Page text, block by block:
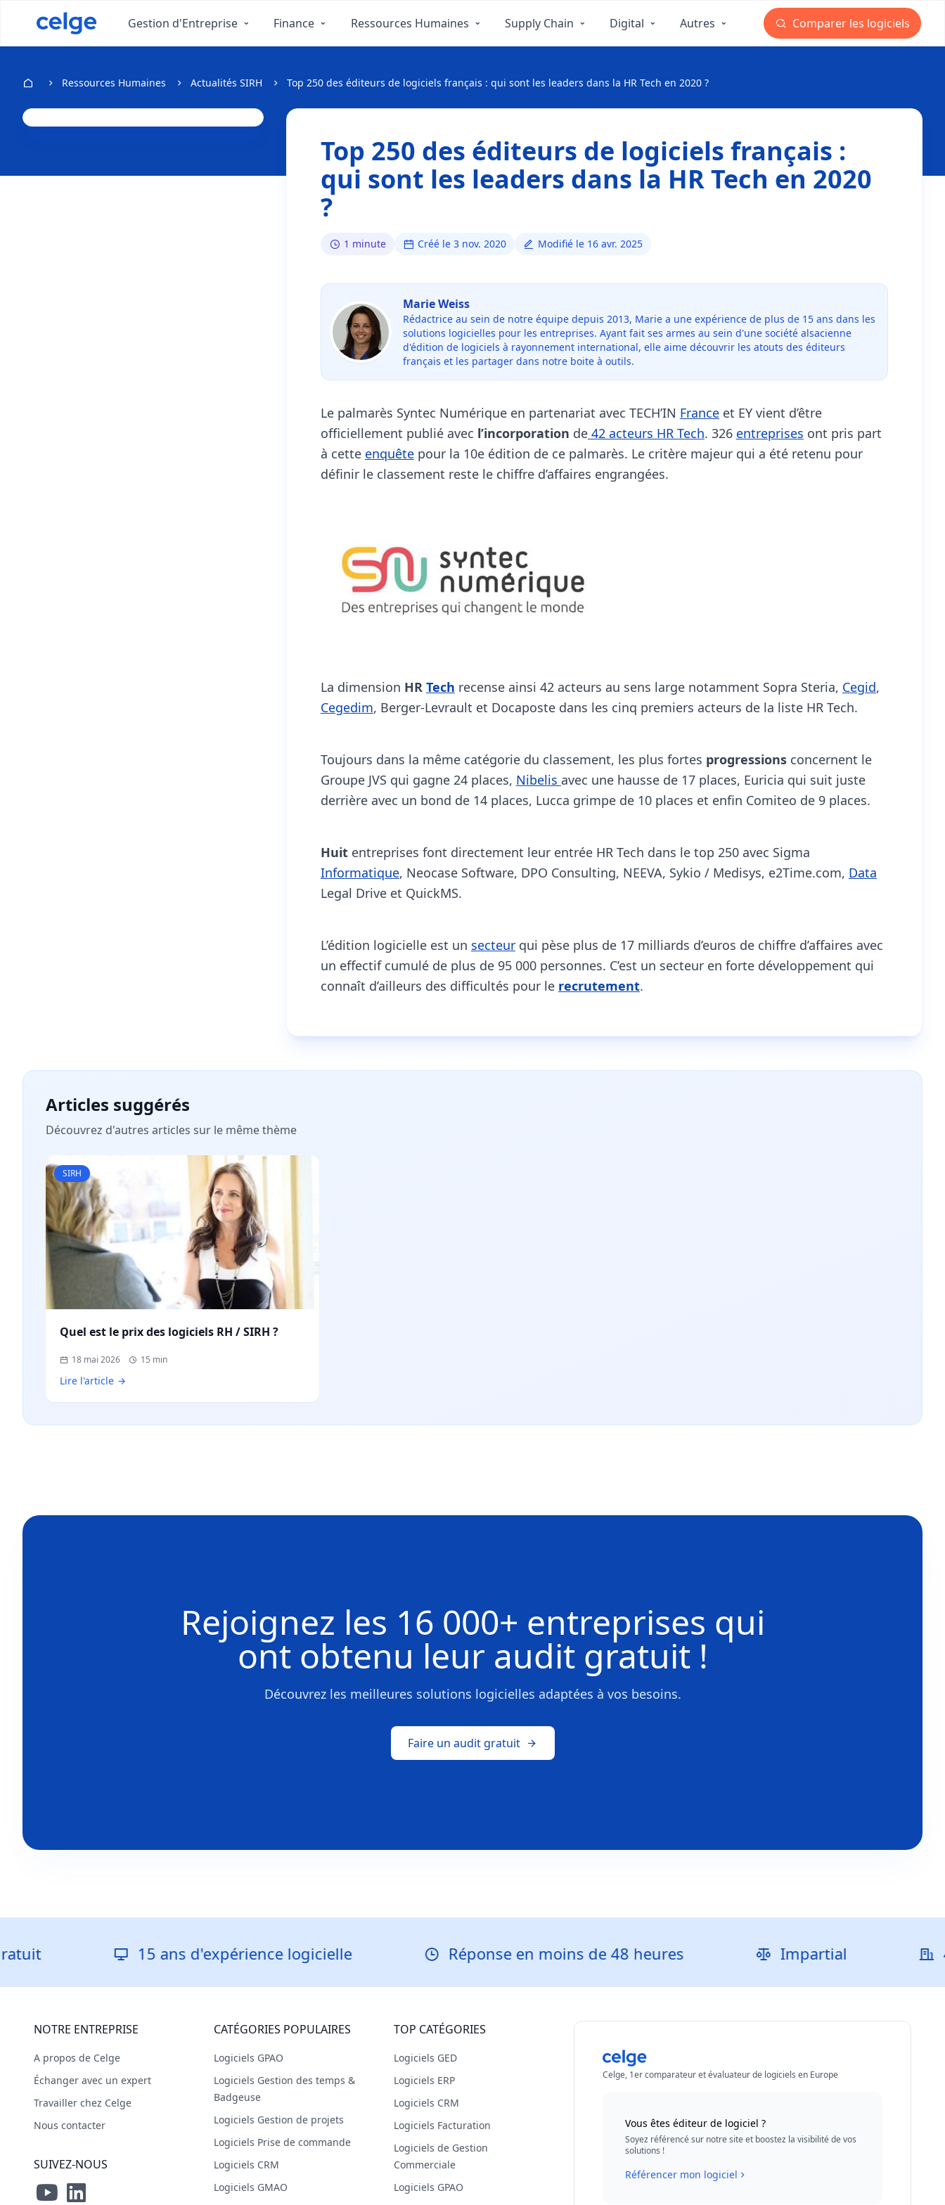
Gestion d'Entreprise Finance Ressources Humaines Supply Chain Digital Autres Comparer les logiciels
Ressources Humaines Actualités SIRH Top 250 des éditeurs de logiciels français : qui sont les leaders dans la HR Tech en 2020 ?
Top 250 des éditeurs de logiciels français :
qui sont les leaders dans la HR Tech en 2020
?
1 minute Créé le 3 nov. 2020 Modifié le 16 avr. 2025
Marie Weiss
Rédactrice au sein de notre équipe depuis 2013, Marie a une expérience de plus de 15 ans dans les
solutions logicielles pour les entreprises. Ayant fait ses armes au sein d'une société alsacienne
d'édition de logiciels à rayonnement international, elle aime découvrir les atouts des éditeurs
français et les partager dans notre boite à outils.
Le palmarès Syntec Numérique en partenariat avec TECH’IN Franceet EY vient d’être
officiellement publié avec l’incorporation de42 acteurs HR Tech. 326 entreprises ont pris part
à cette enquêtepour la 10e édition de ce palmarès. Le critère majeur qui a été retenu pour
définir le classement reste le chiffre d’affaires engrangées.
La dimension HR Tech recense ainsi 42 acteurs au sens large notamment Sopra Steria, Cegid,
Cegedim, Berger-Levrault et Docaposte dans les cinq premiers acteurs de la liste HR Tech.
Toujours dans la même catégorie du classement, les plus fortes progressions concernent le
Groupe JVS qui gagne 24 places, Nibelis avec une hausse de 17 places, Euricia qui suit juste
derrière avec un bond de 14 places, Lucca grimpe de 10 places et enfin Comiteo de 9 places.
Huit entreprises font directement leur entrée HR Tech dans le top 250 avec Sigma
Informatique, Neocase Software, DPO Consulting, NEEVA, Sykio / Medisys, e2Time.com, Data
Legal Drive et QuickMS.
L’édition logicielle est un secteurqui pèse plus de 17 milliards d’euros de chiffre d’affaires avec
un effectif cumulé de plus de 95 000 personnes. C’est un secteur en forte développement qui
connaît d’ailleurs des difficultés pour le recrutement.
Articles suggérés
Découvrez d'autres articles sur le même thème
SIRH
Quel est le prix des logiciels RH / SIRH ?
18 mai 2026 15 min
Lire l'article
Rejoignez les 16 000+ entreprises qui
ont obtenu leur audit gratuit !
Découvrez les meilleures solutions logicielles adaptées à vos besoins.
Faire un audit gratuit
15 ans d'expérience logicielle Réponse en moins de 48 heures Impartial 40
NOTRE ENTREPRISE
A propos de Celge
Échanger avec un expert
Travailler chez Celge
Nous contacter
SUIVEZ-NOUS
CATÉGORIES POPULAIRES
Logiciels GPAO
Logiciels Gestion des temps &
Badgeuse
Logiciels Gestion de projets
Logiciels Prise de commande
Logiciels CRM
Logiciels GMAO
TOP CATÉGORIES
Logiciels GED
Logiciels ERP
Logiciels CRM
Logiciels Facturation
Logiciels de Gestion
Commerciale
Logiciels GPAO
Celge, 1er comparateur et évaluateur de logiciels en Europe
Vous êtes éditeur de logiciel ?
Soyez référencé sur notre site et boostez la visibilité de vos
solutions !
Référencer mon logiciel